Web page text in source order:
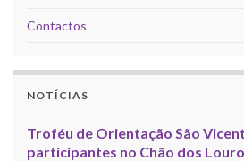
Contactos
NOTÍCIAS
Troféu de Orientação São
participantes no Chão dos